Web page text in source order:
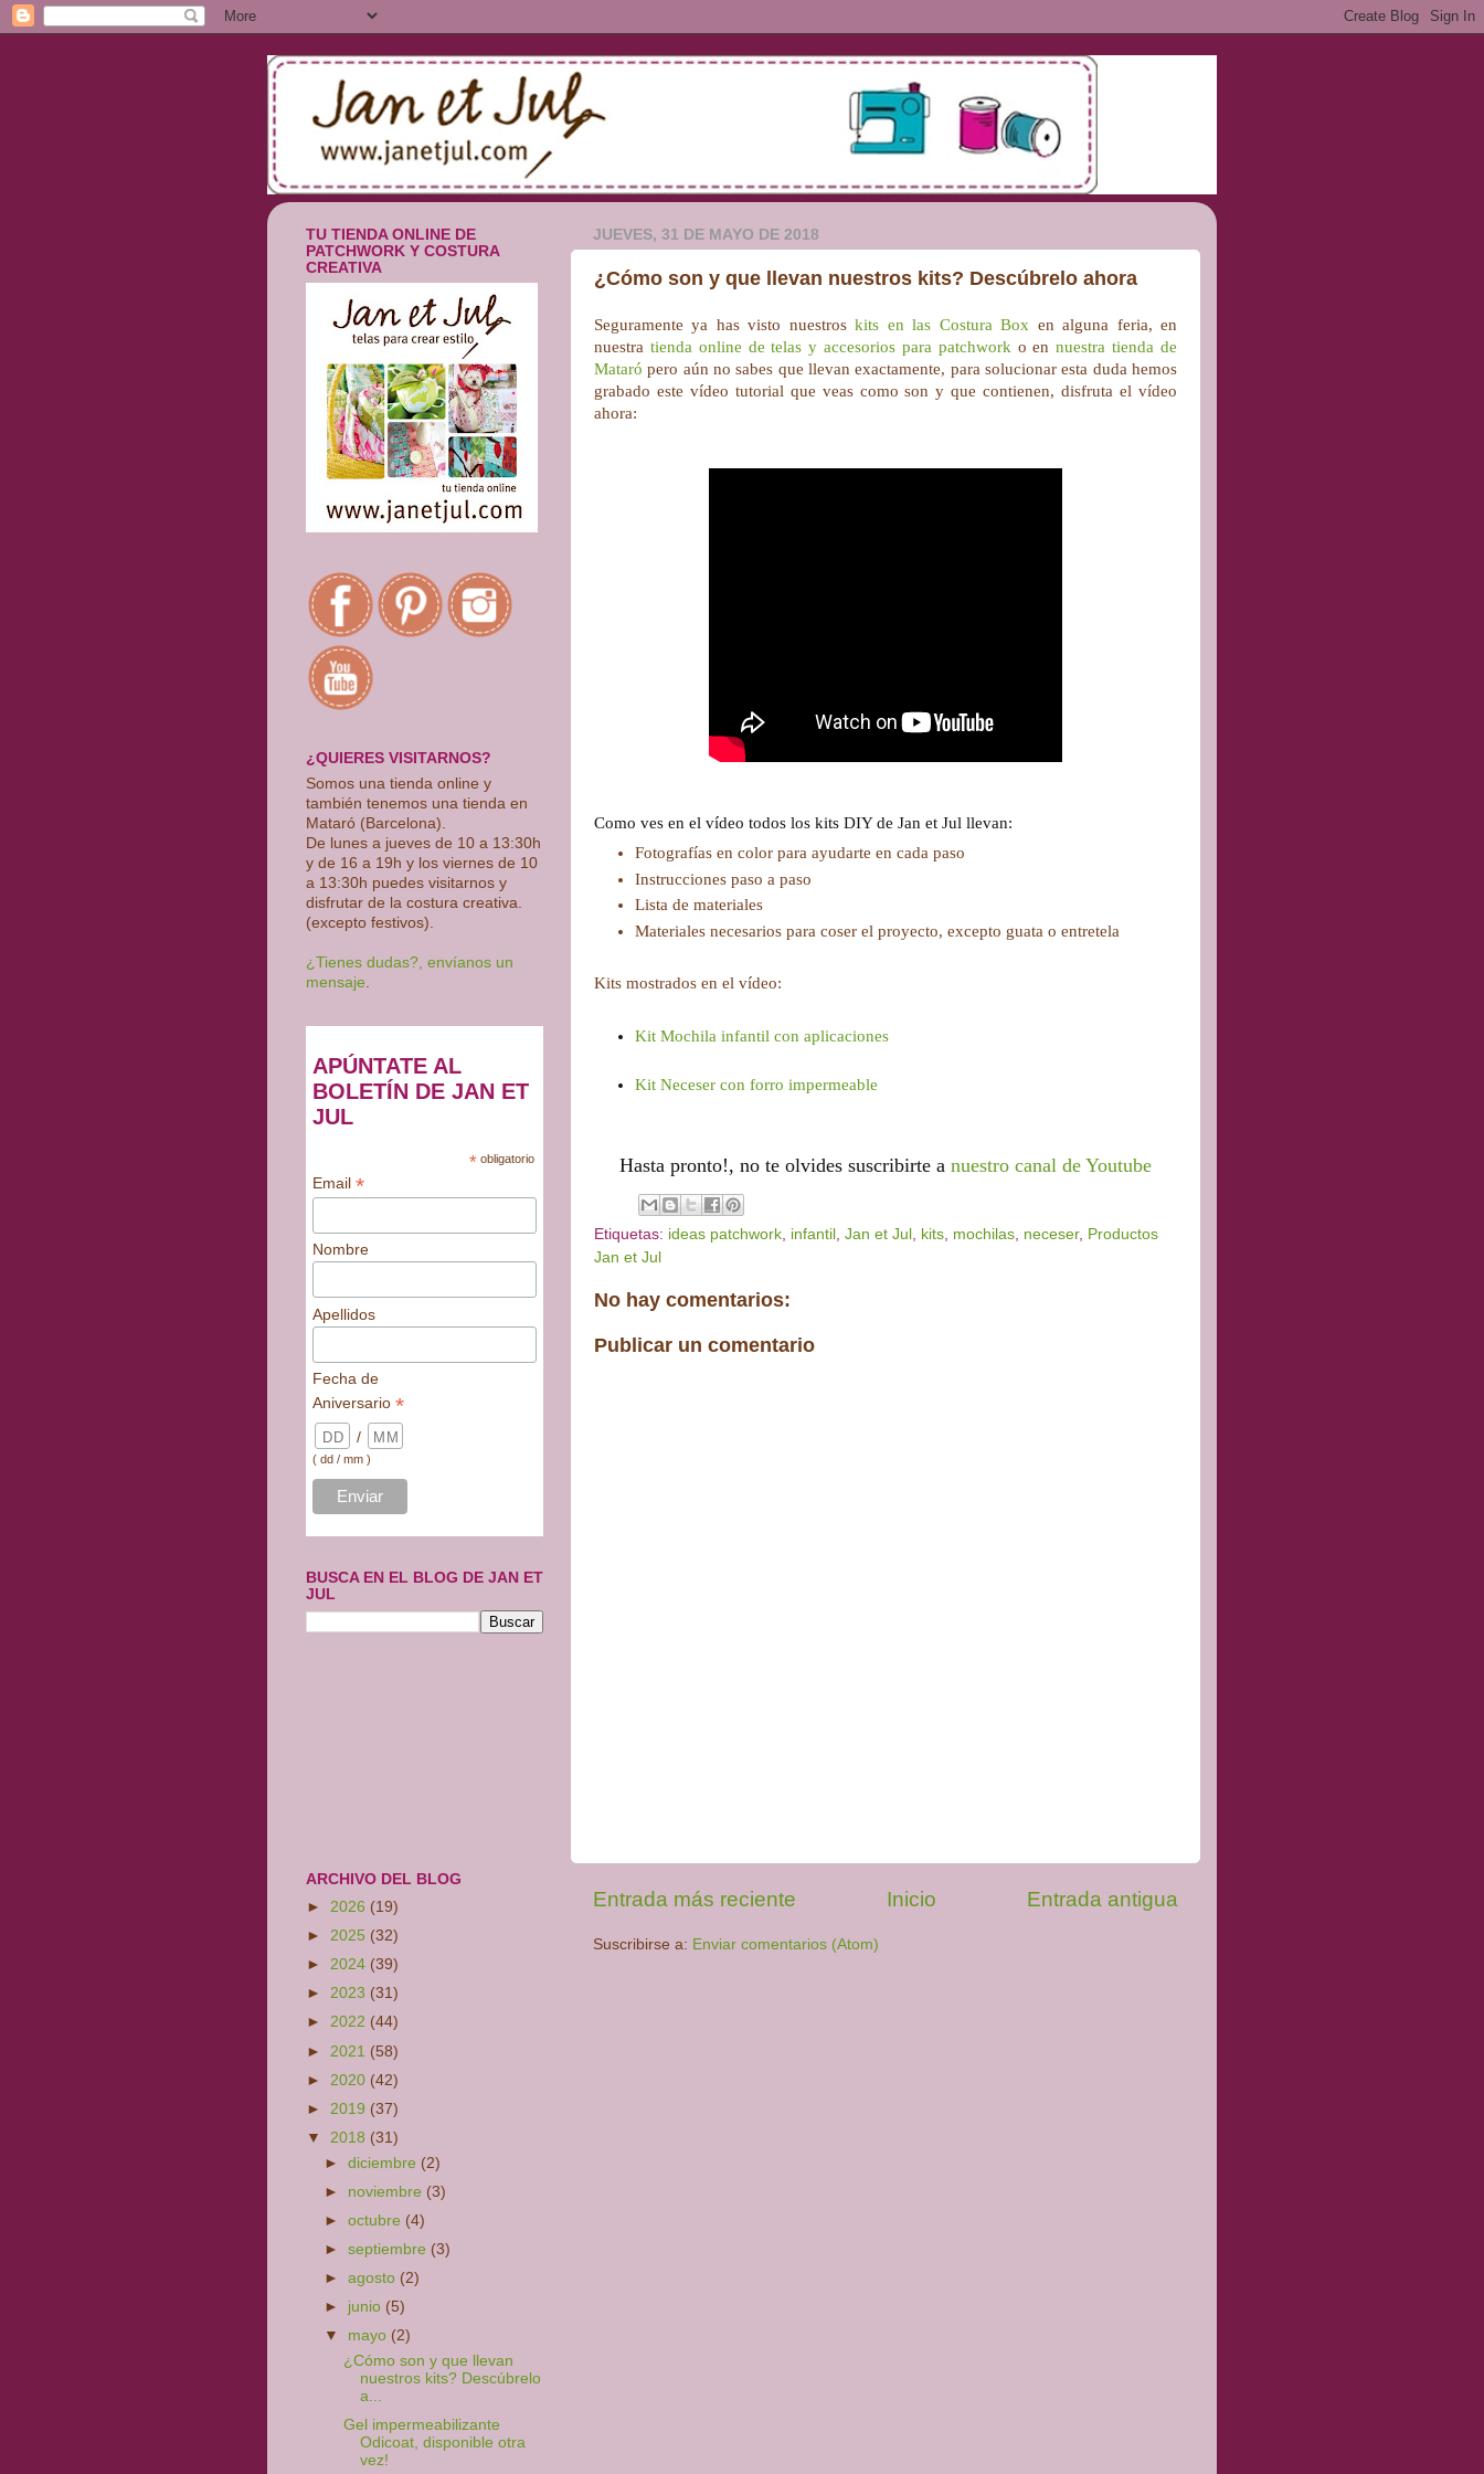
JUEVES, 31 DE MAYO DE 2018
¿Cómo son y que llevan nuestros kits? Descúbrelo ahora
Seguramente ya has visto nuestroskits en las Costura Box en alguna feria, en
nuestra tienda online de telas y accesorios para patchwork o ennuestra tienda de
Mataró pero aún no sabes que llevan exactamente, para solucionar esta duda hemos
grabado este vídeo tutorial que veas como son y que contienen, disfruta el vídeo
ahora:
Como ves en el vídeo todos los kits DIY de Jan et Jul llevan:
Fotografías en color para ayudarte en cada paso
Instrucciones paso a paso
Lista de materiales
Materiales necesarios para coser el proyecto, excepto guata o entretela
Kits mostrados en el vídeo:
Kit Mochila infantil con aplicaciones
Kit Neceser con forro impermeable
Hasta pronto!, no te olvides suscribirte a nuestro canal de Youtube
Etiquetas: ideas patchwork, infantil , Jan et Jul , kits, mochilas, neceser, Productos
Jan et Jul
No hay comentarios:
Publicar un comentario
Entrada más reciente Entrada antigua
Inicio
Suscribirse a: Enviar comentarios (Atom)
TU TIENDA ONLINE DE
PATCHWORK Y COSTURA
CREATIVA
¿QUIERES VISITARNOS?
Somos una tienda online y
también tenemos una tienda en
Mataró (Barcelona).
De lunes a jueves de 10 a 13:30h
y de 16 a 19h y los viernes de 10
a 13:30h puedes visitarnos y
disfrutar de la costura creativa.
(excepto festivos).
¿Tienes dudas?, envíanos un
mensaje.
APÚNTATE AL
BOLETÍN DE JAN ET
JUL
*obligatorio
Email*
Nombre
Apellidos
Fecha de
Aniversario*
/
( dd / mm )
BUSCA EN EL BLOG DE JAN ET
JUL
ARCHIVO DEL BLOG
► 2026 (19)
► 2025 (32)
► 2024 (39)
► 2023 (31)
► 2022 (44)
► 2021 (58)
► 2020 (42)
► 2019 (37)
▼ 2018 (31)
►diciembre (2)
► noviembre (3)
►octubre (4)
►septiembre (3)
►agosto (2)
► junio (5)
▼ mayo (2)
¿Cómo son y que llevan
nuestros kits? Descúbrelo
a...
Gel impermeabilizante
Odicoat, disponible otra
vez!